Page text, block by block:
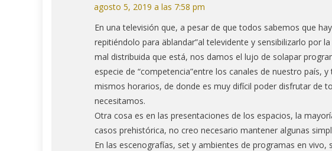
agosto 5, 2019 a las 7:58 pm
En una televisión que, a pesar de que todos sabemos que
repitiéndolo para äblandar”al televidente y sensibilizarlo por
mal distribuida que está, nos damos el lujo de solapar
especie de “competencia”entre los canales de nuestro país,
mismos horarios, de donde es muy difícil poder disfrutar de
necesitamos.
Otra cosa es en las presentaciones de los espacios, la
casos prehistórica, no creo necesario mantener algunas
En las escenografías, set y ambientes de programas en